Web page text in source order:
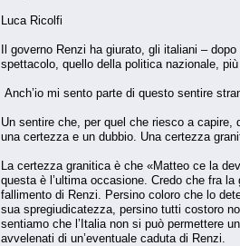
Luca Ricolfi
Il governo Renzi ha giurato, gli italiani –
spettacolo, quello della politica nazionale,
Anch’io mi sento parte di questo sentire
Un sentire che, per quel che riesco a
una certezza e un dubbio. Una certezza
La certezza granitica è che «Matteo ce la
questa è l’ultima occasione. Credo che fra
fallimento di Renzi. Persino coloro che lo
sua spregiudicatezza, persino tutti costoro
sentiamo che l’Italia non si può permettere
avvelenati di un’eventuale caduta di Renzi.